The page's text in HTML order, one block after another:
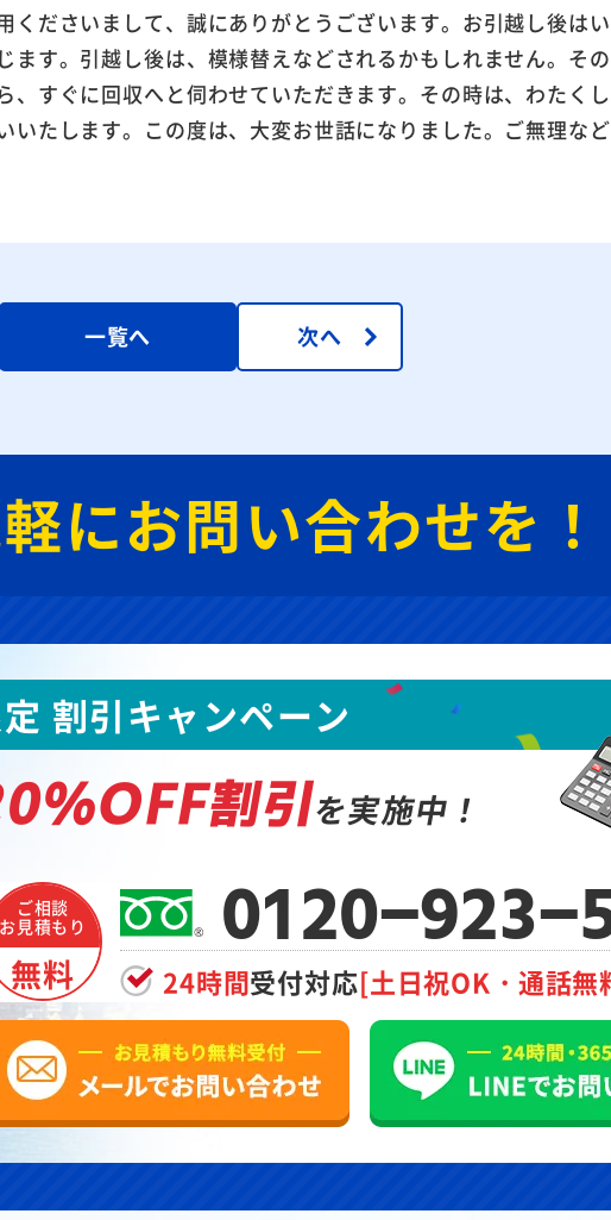
ださいまして、誠にありがとうございます。お引越し後は
ます。引越し後は、模様替えなどされるかもしれません。そ
、すぐに回収へと伺わせていただきます。その時は、わたく
たします。この度は、大変お世話になりました。ご無理な
一覧へ 次へ
にお問い合わせを！
割引キャンペーン
割引を実施中！
ご相談
お見積もり
無料
0120-923-
24時間受付対応[土日祝OK・通話無